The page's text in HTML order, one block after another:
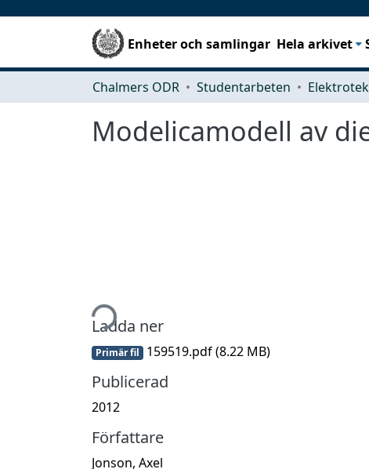
Enheter och samlingar Hela arkivet
Chalmers ODR Studentarbeten
Modelicamodell av
Hämtar...
Ladda ner
Primär fil 159519.pdf(8.22 MB)
Publicerad
2012
Författare
Jonson, Axel